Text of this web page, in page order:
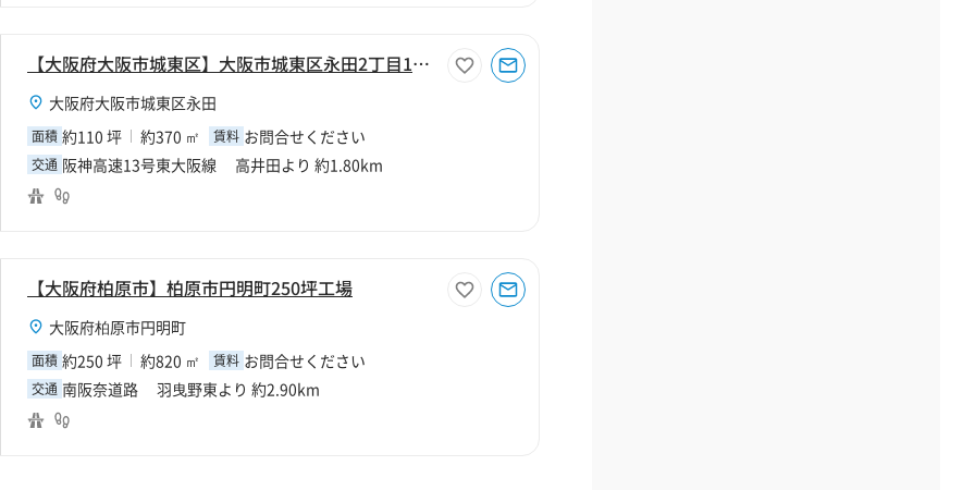
【大阪府大阪市城東区】大阪市城東区永田2丁目110坪工場
大阪府大阪市城東区永田
面積 約110 坪 約370 ㎡ 賃料 お問合せください
交通 阪神高速13号東大阪線 高井田より 約1.80km
【大阪府柏原市】柏原市円明町250坪工場
大阪府柏原市円明町
面積 約250 坪 約820 ㎡ 賃料 お問合せください
交通 南阪奈道路 羽曳野東より 約2.90km